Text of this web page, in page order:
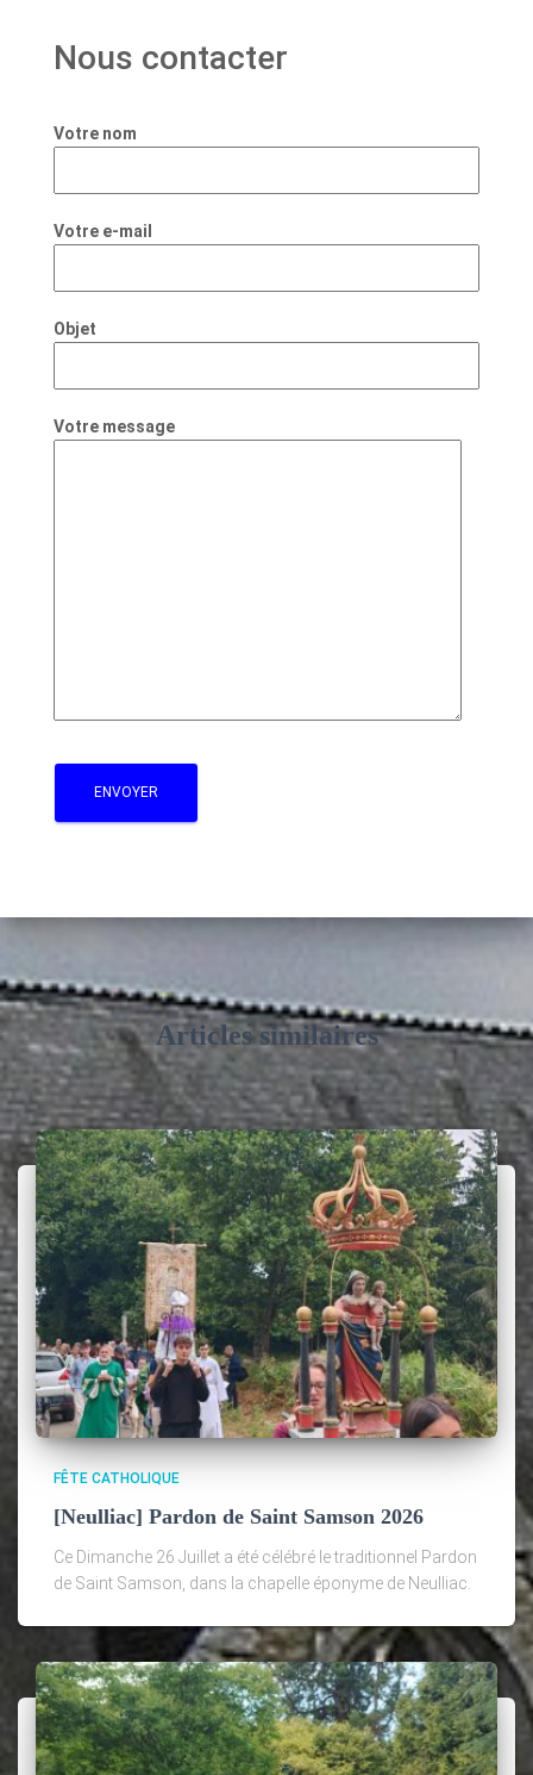
Nous contacter
Votre nom
Votre e-mail
Objet
Votre message
Articles similaires
FÊTE CATHOLIQUE
[Neulliac] Pardon de Saint Samson 2026
Ce Dimanche 26 Juillet a été célébré le traditionnel Pardon
de Saint Samson, dans la chapelle éponyme de Neulliac.